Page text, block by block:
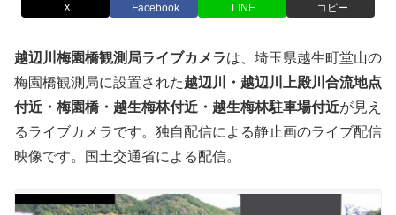
X Facebook LINE コピー
越辺川梅園橋観測局ライブカメラは、埼玉県越生町堂山の
梅園橋観測局に設置された越辺川・越辺川上殿川合流地点
付近・梅園橋・越生梅林付近・越生梅林駐車場付近が見え
るライブカメラです。独自配信による静止画のライブ配信
映像です。国土交通省による配信。